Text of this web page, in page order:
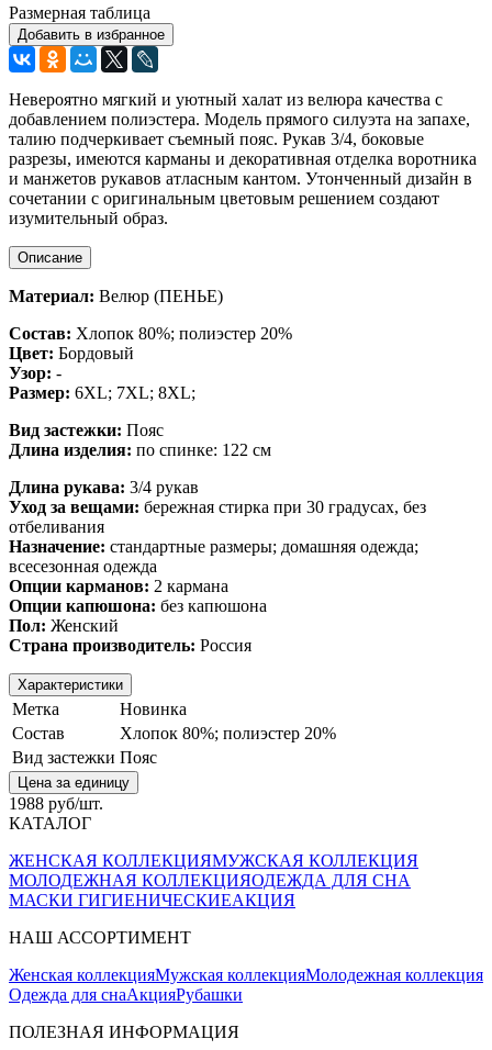
Размерная таблица
Добавить в избранное
Невероятно мягкий и уютный халат из велюра качества с
добавлением полиэстера. Модель прямого силуэта на запахе,
талию подчеркивает съемный пояс. Рукав 3/4, боковые
разрезы, имеются карманы и декоративная отделка воротника
и манжетов рукавов атласным кантом. Утонченный дизайн в
сочетании с оригинальным цветовым решением создают
изумительный образ.
Описание
Материал: Велюр (ПЕНЬЕ)
Состав: Хлопок 80%; полиэстер 20%
Цвет: Бордовый
Узор: -
Размер: 6XL; 7XL; 8XL;
Вид застежки: Пояс
Длина изделия: по спинке: 122 см
Длина рукава: 3/4 рукав
Уход за вещами: бережная стирка при 30 градусах, без
отбеливания
Назначение: стандартные размеры; домашняя одежда;
всесезонная одежда
Опции карманов: 2 кармана
Опции капюшона: без капюшона
Пол: Женский
Страна производитель: Россия
Характеристики
Метка
Новинка
Состав
Хлопок 80%; полиэстер 20%
Вид застежки Пояс
Цена за единицу
1988 руб/шт.
КАТАЛОГ
ЖЕНСКАЯ КОЛЛЕКЦИЯМУЖСКАЯ КОЛЛЕКЦИЯ
МОЛОДЕЖНАЯ КОЛЛЕКЦИЯОДЕЖДА ДЛЯ СНА
МАСКИ ГИГИЕНИЧЕСКИЕАКЦИЯ
НАШ АССОРТИМЕНТ
Женская коллекцияМужская коллекцияМолодежная коллекция
Одежда для снаАкцияРубашки
ПОЛЕЗНАЯ ИНФОРМАЦИЯ